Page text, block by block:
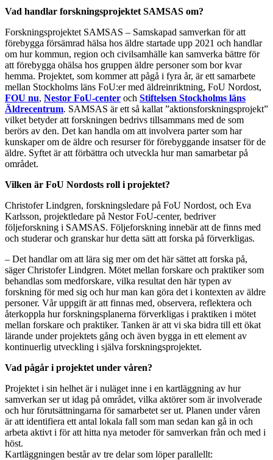
Vad handlar forskningsprojektet SAMSAS om?
Forskningsprojektet SAMSAS – Samskapad samverkan för att
förebygga försämrad hälsa hos äldre startade upp 2021 och handlar
om hur kommun, region och civilsamhälle kan samverka bättre för
att förebygga ohälsa hos gruppen äldre personer som bor kvar
hemma. Projektet, som kommer att pågå i fyra år, är ett samarbete
mellan Stockholms läns FoU:er med äldreinriktning, FoU Nordost,
FOU nu, Nestor FoU-center och Stiftelsen Stockholms läns
Äldrecentrum. SAMSAS är ett så kallat ”aktionsforskningsprojekt”
vilket betyder att forskningen bedrivs tillsammans med de som
berörs av den. Det kan handla om att involvera parter som har
kunskaper om de äldre och resurser för förebyggande insatser för de
äldre. Syftet är att förbättra och utveckla hur man samarbetar på
området.
Vilken är FoU Nordosts roll i projektet?
Christofer Lindgren, forskningsledare på FoU Nordost, och Eva
Karlsson, projektledare på Nestor FoU-center, bedriver
följeforskning i SAMSAS. Följeforskning innebär att de finns med
och studerar och granskar hur detta sätt att forska på förverkligas.
– Det handlar om att lära sig mer om det här sättet att forska på,
säger Christofer Lindgren. Mötet mellan forskare och praktiker som
behandlas som medforskare, vilka resultat den här typen av
forskning för med sig och hur man kan göra det i kontexten av äldre
personer. Vår uppgift är att finnas med, observera, reflektera och
återkoppla hur forskningsplanerna förverkligas i praktiken i mötet
mellan forskare och praktiker. Tanken är att vi ska bidra till ett ökat
lärande under projektets gång och även bygga in ett element av
kontinuerlig utveckling i själva forskningsprojektet.
Vad pågår i projektet under våren?
Projektet i sin helhet är i nuläget inne i en kartläggning av hur
samverkan ser ut idag på området, vilka aktörer som är involverade
och hur förutsättningarna för samarbetet ser ut. Planen under våren
är att identifiera ett antal lokala fall som man sedan kan gå in och
arbeta aktivt i för att hitta nya metoder för samverkan från och med i
höst.
Kartläggningen består av tre delar som löper parallellt: